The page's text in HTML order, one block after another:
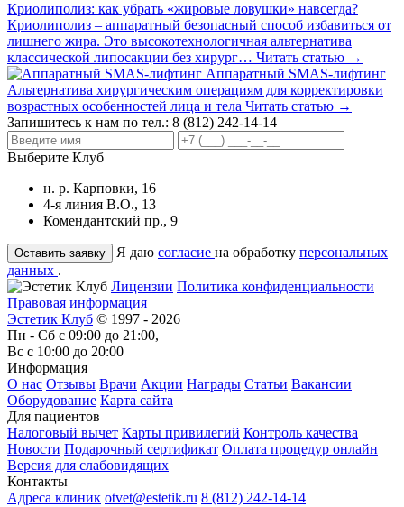
Криолиполиз: как убрать «жировые ловушки» навсегда?
Криолиполиз – аппаратный безопасный способ избавиться от
лишнего жира. Это высокотехнологичная альтернатива
классической липосакции без хирург… Читать статью →
Аппаратный SMAS-лифтинг
Альтернатива хирургическим операциям для корректировки
возрастных особенностей лица и тела Читать статью →
Запишитесь к нам по тел.: 8 (812) 242-14-14
Выберите Клуб
н. р. Карповки, 16
4-я линия В.О., 13
Комендантский пр., 9
Я даю согласие на обработку персональных
данных .
Лицензии Политика конфиденциальности
Правовая информация
Эстетик Клуб © 1997 - 2026
Пн - Сб с 09:00 до 21:00,
Вс с 10:00 до 20:00
Информация
О нас Отзывы Врачи Акции Награды Статьи Вакансии
Оборудование Карта сайта
Для пациентов
Налоговый вычет Карты привилегий Контроль качества
Новости Подарочный сертификат Оплата процедур онлайн
Версия для слабовидящих
Контакты
Адреса клиник otvet@estetik.ru 8 (812) 242-14-14